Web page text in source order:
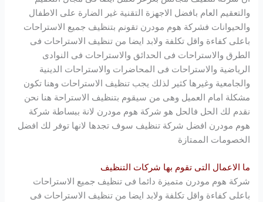
والتعقيم العام بافضل الاجهزة التقنية غير الضارة على الاطفال
والحيوانات فشركةهوم مودرنتقونم بتنظيف جميع الاستراحات
باعلى كفاءة واقل تكلفة ولابد ايضا من تنظيف الاستراحات فى
الطرق والاستراحات فى الحدائق والاستراحات فى النوادى
الرياضية والاستراحات فى المحاضرات والاستراحات الدينية
والجامعية وغيرها كثير لذلك يجب تنظيف الاستراحات وهنا تكون
مشكلة امام العميل وهى من سيقوم بتنظيف الاستراحة هنا نحن
نقدم لك الحل فالحل هو شركةهوم مودرنلانة ببساطة شركة
هوم مودرنافضل شركة تنظيف سوف تجدها لانها توفر لك افضل
الخصومات الممتازة
ما الاعمال التى تقوم بها شركات التنظيف
شركةهوم مودرنمتميزة دائما فى تنظيف جميع الاستراحات
باعلى كفاءة واقل تكلفة ولابد ايضا من تنظيف الاستراحات فى